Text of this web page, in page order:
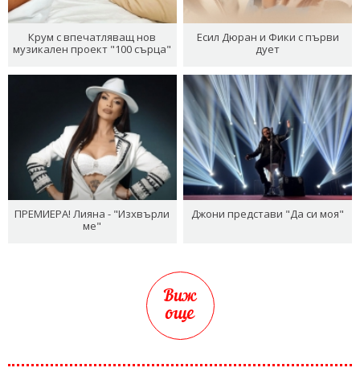
Крум с впечатляващ нов
музикален проект "100 сърца"
Есил Дюран и Фики с първи
дует
ПРЕМИЕРА! Лияна - "Изхвърли
ме"
Джони представи "Да си моя"
Виж
още